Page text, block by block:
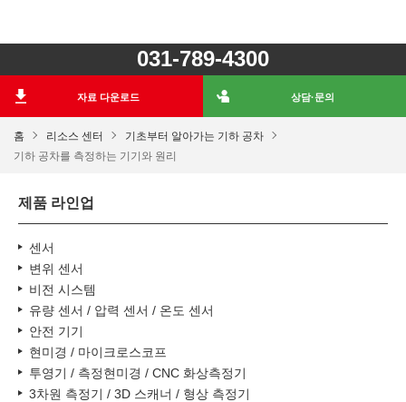
홈 리소스 센터
기초부터 알아가는 기하 공차
기하 공차를 측정하는 기기와 원리
031-789-4300
자료 다운로드 상담·문의
제품 라인업
센서
변위 센서
비전 시스템
유량 센서 / 압력 센서 / 온도 센서
안전 기기
현미경 / 마이크로스코프
투영기 / 측정현미경 / CNC 화상측정기
3차원 측정기 / 3D 스캐너 / 형상 측정기